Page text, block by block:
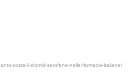
costa-il-clomid-serofene-nelle-farmacie-italiane/